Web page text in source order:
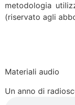
metodologia
(riservato agli
Materiali audio
Un anno di